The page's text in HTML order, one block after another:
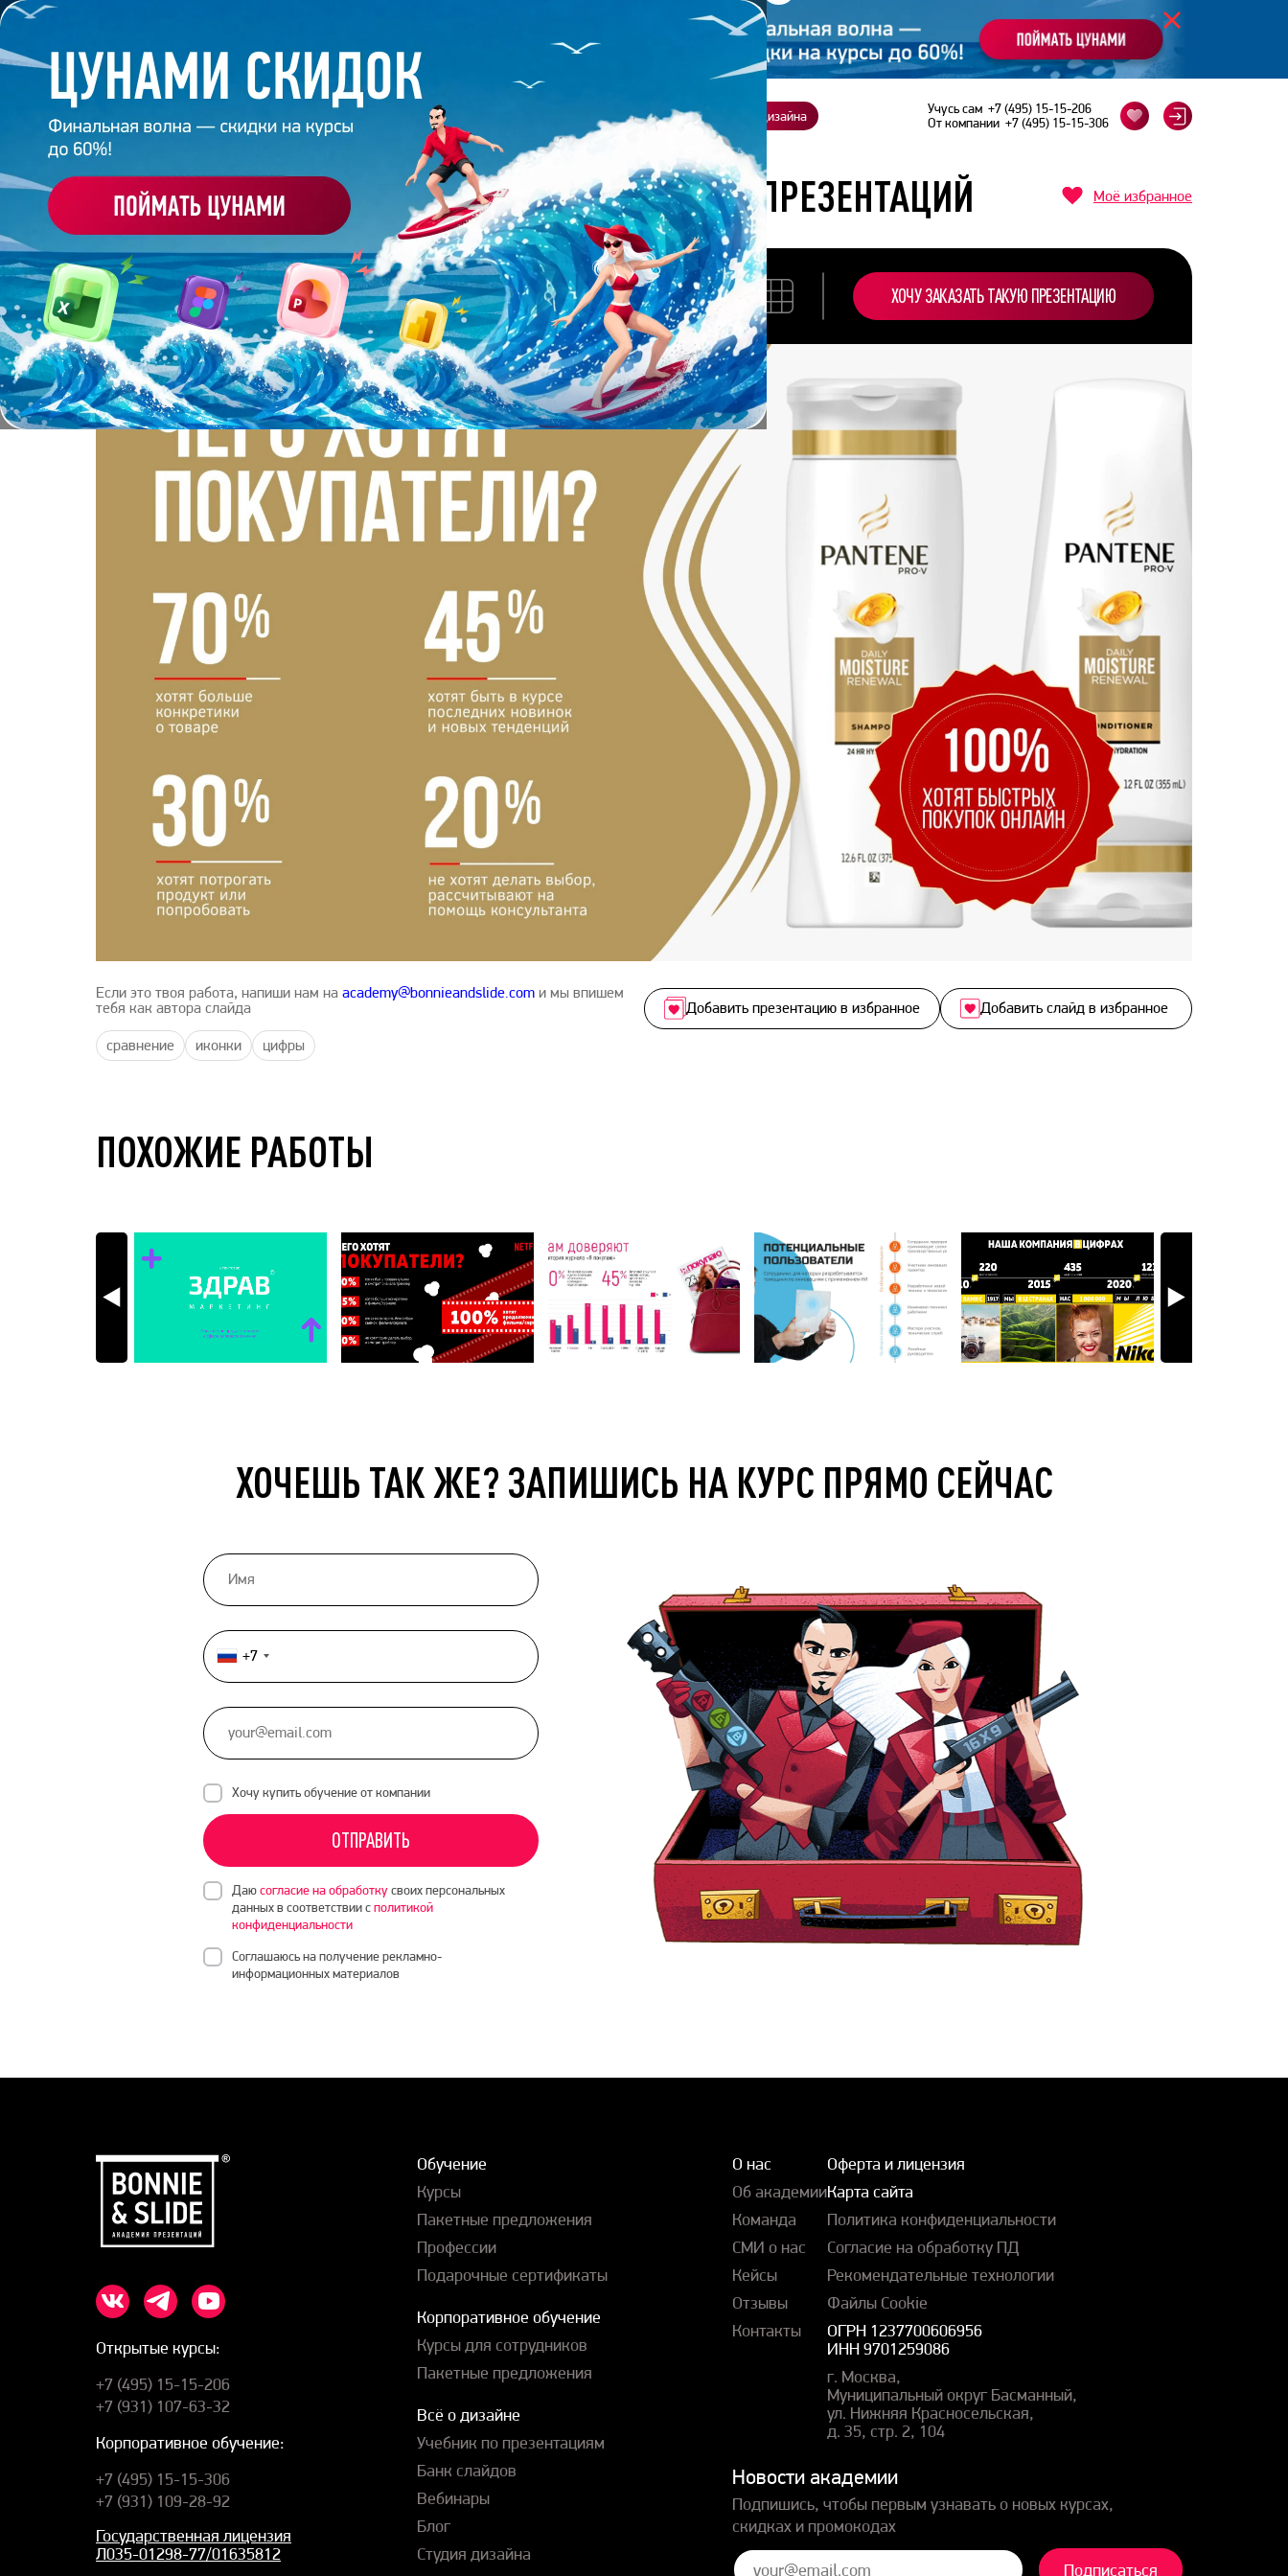
Корпоративное обучение Заказать презентацию Студия дизайна Учусь сам +7 (495) 15-15-206
От компании +7 (495) 15-15-306
Главная Презентация 65 – Выпускник академии презентаций
ПРЕЗЕНТАЦИЯ 65 - ВЫПУСКНИК АКАДЕМИИ ПРЕЗЕНТАЦИЙ Моё избранное
Работа
студента
ХОЧУ ЗАКАЗАТЬ ТАКУЮ ПРЕЗЕНТАЦИЮ
Если это твоя работа, напиши нам на academy@bonnieandslide.com и мы впишем
тебя как автора слайда
сравнение иконки цифры
Добавить презентацию в избранное Добавить слайд в избранное
ПОХОЖИЕ РАБОТЫ
ХОЧЕШЬ ТАК ЖЕ? ЗАПИШИСЬ НА КУРС ПРЯМО СЕЙЧАС
Россия
+7
+7
Хочу купить обучение от компании
ОТПРАВИТЬ
Даюсогласие на обработкусвоих персональных
данных в соответствии сполитикой
конфиденциальности
Соглашаюсь на получение рекламно-
информационных материалов
Открытые курсы:
+7 (495) 15-15-206
+7 (931) 107-63-32
Корпоративное обучение:
+7 (495) 15-15-306
+7 (931) 109-28-92
Государственная лицензия
Л035-01298-77/01635812
Обучение
Курсы
Пакетные предложения
Профессии
Подарочные сертификаты
Корпоративное обучение
Курсы для сотрудников
Пакетные предложения
Всё о дизайне
Учебник по презентациям
Банк слайдов
Вебинары
Блог
Студия дизайна
О нас
Об академии
Команда
СМИ о нас
Кейсы
Отзывы
Контакты
Оферта и лицензия
Карта сайта
Политика конфиденциальности
Согласие на обработку ПД
Рекомендательные технологии
Файлы Cookie
ОГРН 1237700606956
ИНН 9701259086
г. Москва,
Муниципальный округ Басманный,
ул. Нижняя Красносельская,
д. 35, стр. 2, 104
Новости академии
Подпишись, чтобы первым узнавать о новых курсах,
скидках и промокодах
Подписаться